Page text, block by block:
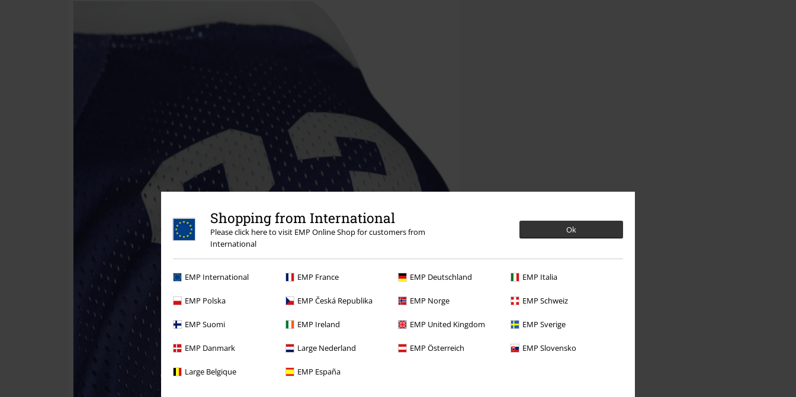
Shopping from International
Please click here to visit EMP Online Shop for customers from
International
Ok
EMP International EMP France EMP Deutschland EMP Italia
EMP Polska EMP Česká Republika EMP Norge EMP Schweiz
EMP Suomi EMP Ireland EMP United Kingdom EMP Sverige
EMP Danmark Large Nederland EMP Österreich EMP Slovensko
Large Belgique EMP España